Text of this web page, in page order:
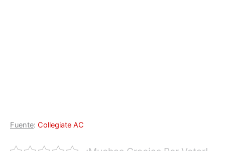
Fuente: Collegiate AC